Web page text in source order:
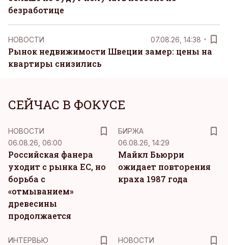
безработице
НОВОСТИ 07.08.26, 14:38
Рынок недвижимости Швеции замер: цены на
квартиры снизились
СЕЙЧАС В ФОКУСЕ
НОВОСТИ
06.08.26, 06:00
Российская фанера
уходит с рынка ЕС, но
борьба с
«отмыванием»
древесины
продолжается
БИРЖА
06.08.26, 14:29
Майкл Бьюрри
ожидает повторения
краха 1987 года
ИНТЕРВЬЮ
НОВОСТИ